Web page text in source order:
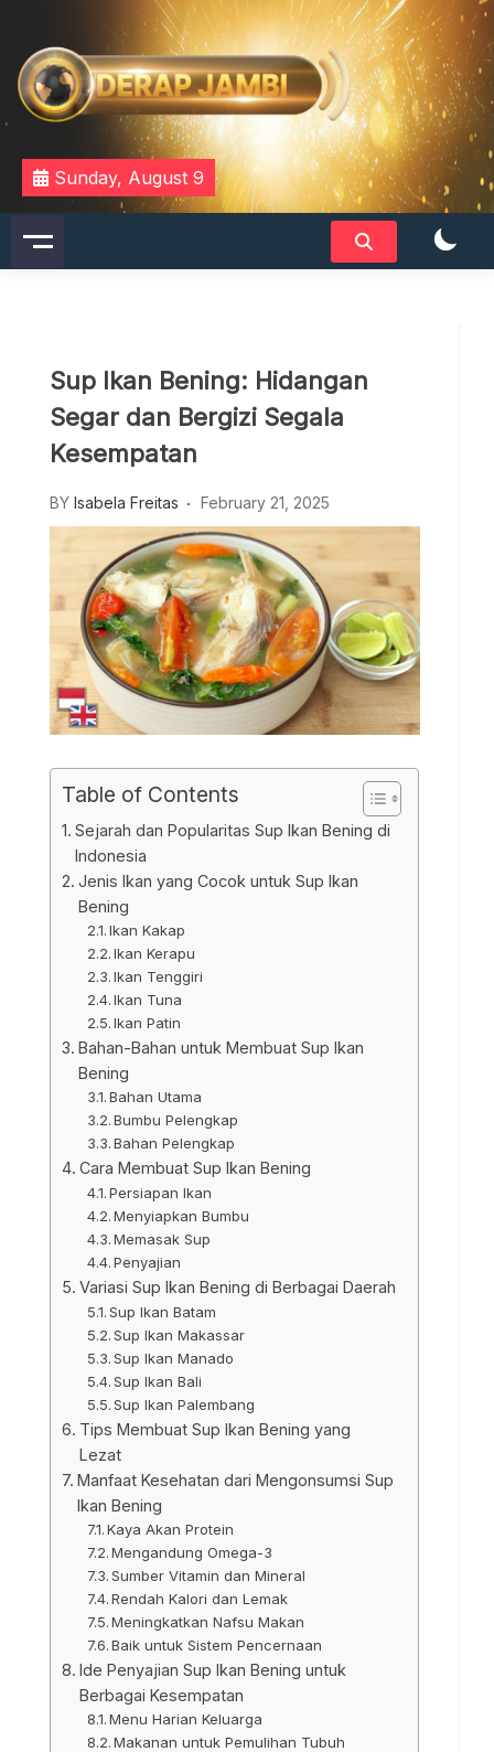
content
DERAPJAMBI
Sunday, August 9
Sup Ikan Bening: Hidangan
Segar dan Bergizi Segala
Kesempatan
BY Isabela Freitas February 21, 2025
Table of Contents
Sejarah dan Popularitas Sup Ikan Bening di
Indonesia
Jenis Ikan yang Cocok untuk Sup Ikan
Bening
Ikan Kakap
Ikan Kerapu
Ikan Tenggiri
Ikan Tuna
Ikan Patin
Bahan-Bahan untuk Membuat Sup Ikan
Bening
Bahan Utama
Bumbu Pelengkap
Bahan Pelengkap
Cara Membuat Sup Ikan Bening
Persiapan Ikan
Menyiapkan Bumbu
Memasak Sup
Penyajian
Variasi Sup Ikan Bening di Berbagai Daerah
Sup Ikan Batam
Sup Ikan Makassar
Sup Ikan Manado
Sup Ikan Bali
Sup Ikan Palembang
Tips Membuat Sup Ikan Bening yang
Lezat
Manfaat Kesehatan dari Mengonsumsi Sup
Ikan Bening
Kaya Akan Protein
Mengandung Omega-3
Sumber Vitamin dan Mineral
Rendah Kalori dan Lemak
Meningkatkan Nafsu Makan
Baik untuk Sistem Pencernaan
Ide Penyajian Sup Ikan Bening untuk
Berbagai Kesempatan
Menu Harian Keluarga
Makanan untuk Pemulihan Tubuh